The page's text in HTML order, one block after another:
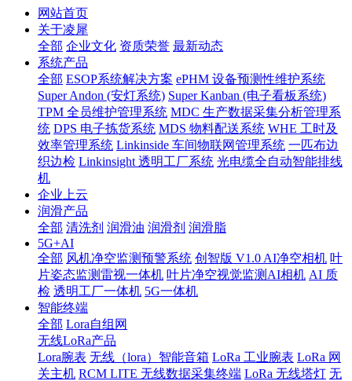
网站首页
关于凌犀
全部 企业文化 资质荣誉 最新动态
系统产品
全部 ESOP系统解决方案 ePHM 设备预测性维护系统
Super Andon (安灯系统) Super Kanban (电子看板系统)
TPM 全员维护管理系统 MDC 生产数据采集分析管理系
统 DPS 电子拣货系统 MDS 物料配送系统 WHE 工时及
效率管理系统 Linkinside 车间物联网管理系统 一匹布边
织边检 Linkinsight 透明工厂系统 光电缆全自动智能排线
机
企业上云
润滑产品
全部 清洗剂 润滑油 润滑剂 润滑脂
5G+AI
全部 风机净空监测预警系统 创智版 V1.0 AI净空相机 叶
片姿态监测雷视一体机 叶片净空视觉监测AI相机 AI 质
检 透明工厂一体机 5G一体机
智能终端
全部 Lora自组网
无线LoRa产品
Lora腕表 无线（lora）智能音箱 LoRa 工业腕表 LoRa 网
关主机 RCM LITE 无线数据采集终端 LoRa 无线塔灯 无